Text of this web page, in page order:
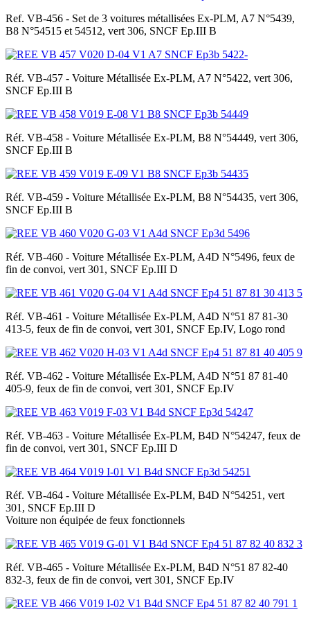
Ref. VB-456 - Set de 3 voitures métallisées Ex-PLM, A7 N°5439,
B8 N°54515 et 54512, vert 306, SNCF Ep.III B
Réf. VB-457 - Voiture Métallisée Ex-PLM, A7 N°5422, vert 306,
SNCF Ep.III B
Réf. VB-458 - Voiture Métallisée Ex-PLM, B8 N°54449, vert 306,
SNCF Ep.III B
Réf. VB-459 - Voiture Métallisée Ex-PLM, B8 N°54435, vert 306,
SNCF Ep.III B
Réf. VB-460 - Voiture Métallisée Ex-PLM, A4D N°5496, feux de
fin de convoi, vert 301, SNCF Ep.III D
Réf. VB-461 - Voiture Métallisée Ex-PLM, A4D N°51 87 81-30
413-5, feux de fin de convoi, vert 301, SNCF Ep.IV, Logo rond
Réf. VB-462 - Voiture Métallisée Ex-PLM, A4D N°51 87 81-40
405-9, feux de fin de convoi, vert 301, SNCF Ep.IV
Réf. VB-463 - Voiture Métallisée Ex-PLM, B4D N°54247, feux de
fin de convoi, vert 301, SNCF Ep.III D
Réf. VB-464 - Voiture Métallisée Ex-PLM, B4D N°54251, vert
301, SNCF Ep.III D
Voiture non équipée de feux fonctionnels
Réf. VB-465 - Voiture Métallisée Ex-PLM, B4D N°51 87 82-40
832-3, feux de fin de convoi, vert 301, SNCF Ep.IV